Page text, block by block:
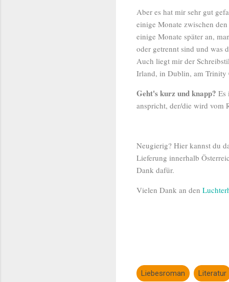
Aber es hat mir sehr gut
einige Monate zwischen
einige Monate später an,
oder getrennt sind und was
Auch liegt mir der
Irland, in Dublin, am Trinity
Geht's kurz und knapp? Es
anspricht, der/die wird vom
Neugierig? Hier kannst du
Lieferung innerhalb
Dank dafür.
Vielen Dank an den
Liebesroman Literatur